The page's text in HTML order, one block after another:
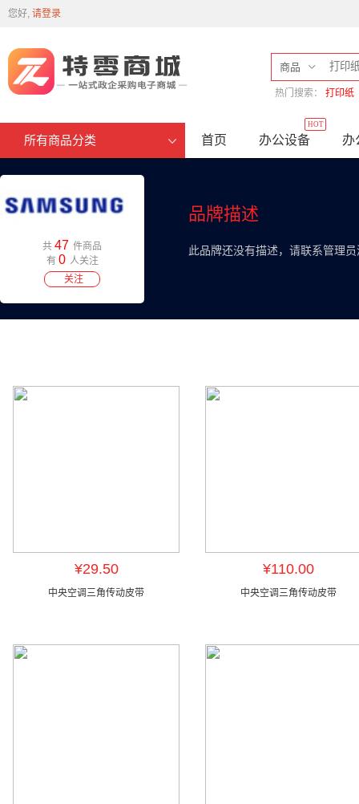
您好, 请登录
商品
热门搜索： 打印纸
所有商品分类 首页 办公设备
HOT
办
共 47 件商品
有 0 人关注
关注
品牌描述
此品牌还没有描述，请联系管理
¥29.50
中央空调三角传动皮带
¥110.00
中央空调三角传动皮带